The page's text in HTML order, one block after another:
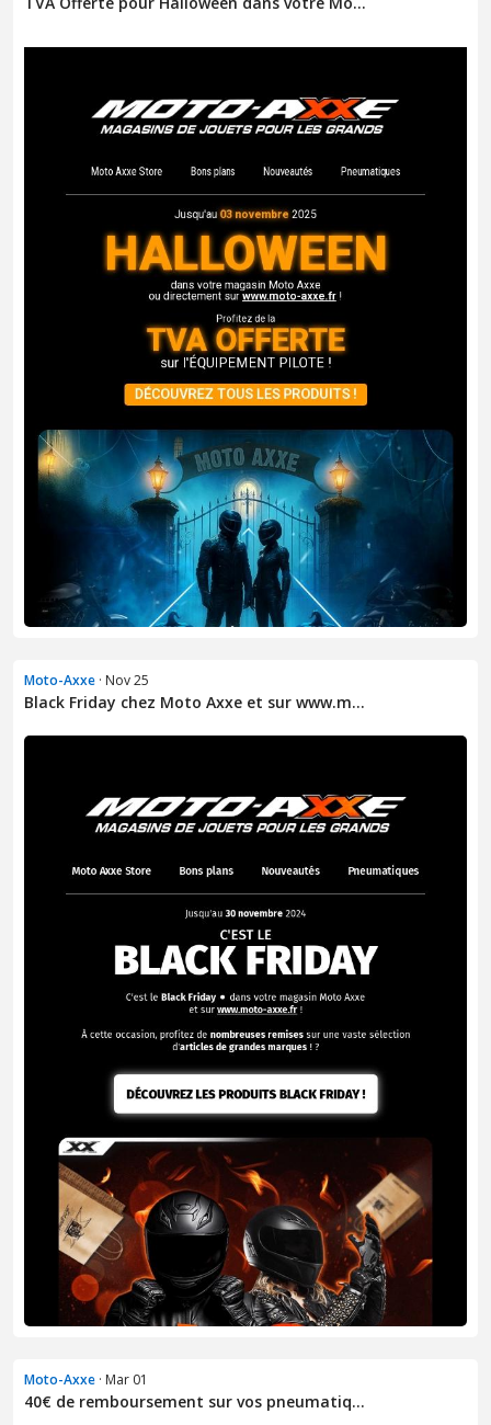
Moto-Axxe · Nov 25
Black Friday chez Moto Axxe et sur www.m...
Moto-Axxe · Mar 01
40€ de remboursement sur vos pneumatiq...